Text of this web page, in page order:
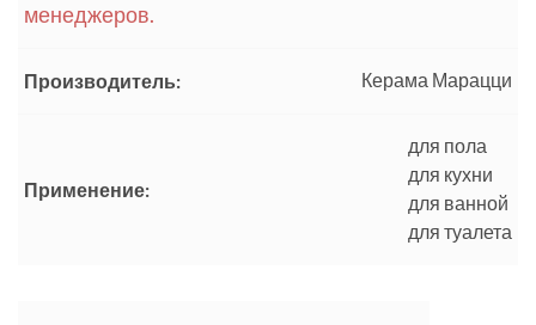
менеджеров.
Производитель: Керама Марацци
Применение:
для пола
для кухни
для ванной
для туалета